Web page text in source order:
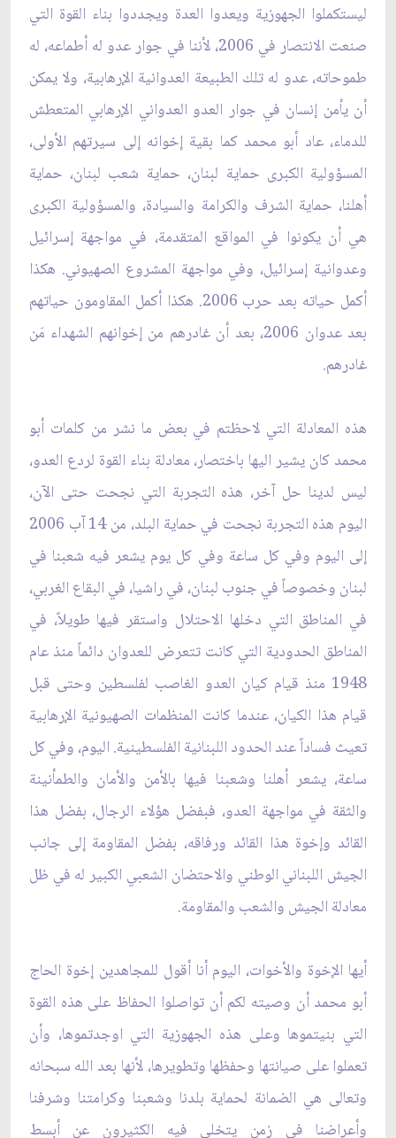
ليستكملوا الجهوزية ويعدوا العدة ويجددوا بناء القوة التي
صنعت الانتصار في 2006، لأننا في جوار عدو له أطماعه، له
طموحاته، عدو له تلك الطبيعة العدوانية الإرهابية، ولا يمكن
أن يأمن إنسان في جوار العدو العدواني الإرهابي المتعطش
للدماء، عاد أبو محمد كما بقية إخوانه إلى سيرتهم الأولى،
المسؤولية الكبرى حماية لبنان، حماية شعب لبنان، حماية
أهلنا، حماية الشرف والكرامة والسيادة، والمسؤولية الكبرى
هي أن يكونوا في المواقع المتقدمة، في مواجهة إسرائيل
وعدوانية إسرائيل، وفي مواجهة المشروع الصهيوني. هكذا
أكمل حياته بعد حرب 2006. هكذا أكمل المقاومون حياتهم
بعد عدوان 2006، بعد أن غادرهم من إخوانهم الشهداء مَن
غادرهم.
هذه المعادلة التي لاحظتم في بعض ما نشر من كلمات أبو
محمد كان يشير اليها باختصار، معادلة بناء القوة لردع العدو،
ليس لدينا حل آخر، هذه التجربة التي نجحت حتى الآن،
اليوم هذه التجربة نجحت في حماية البلد، من 14 آب 2006
إلى اليوم وفي كل ساعة وفي كل يوم يشعر فيه شعبنا في
لبنان وخصوصاً في جنوب لبنان، في راشيا، في البقاع الغربي،
في المناطق التي دخلها الاحتلال واستقر فيها طويلاً، في
المناطق الحدودية التي كانت تتعرض للعدوان دائماً منذ عام
1948 منذ قيام كيان العدو الغاصب لفلسطين وحتى قبل
قيام هذا الكيان، عندما كانت المنظمات الصهيونية الإرهابية
تعيث فساداً عند الحدود اللبنانية الفلسطينية. اليوم، وفي كل
ساعة، يشعر أهلنا وشعبنا فيها بالأمن والأمان والطمأنينة
والثقة في مواجهة العدو، فبفضل هؤلاء الرجال، بفضل هذا
القائد وإخوة هذا القائد ورفاقه، بفضل المقاومة إلى جانب
الجيش اللبناني الوطني والاحتضان الشعبي الكبير له في ظل
معادلة الجيش والشعب والمقاومة.
أيها الإخوة والأخوات، اليوم أنا أقول للمجاهدين إخوة الحاج
أبو محمد أن وصيته لكم أن تواصلوا الحفاظ على هذه القوة
التي بنيتموها وعلى هذه الجهوزية التي اوجدتموها، وأن
تعملوا على صيانتها وحفظها وتطويرها، لأنها بعد الله سبحانه
وتعالى هي الضمانة لحماية بلدنا وشعبنا وكرامتنا وشرفنا
وأعراضنا في زمن يتخلى فيه الكثيرون عن أبسط